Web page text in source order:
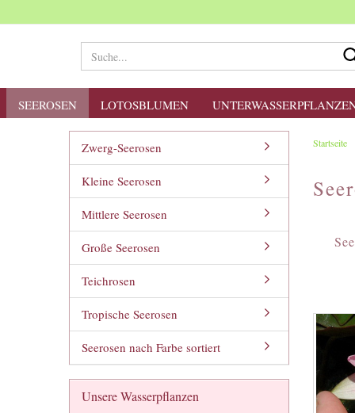
SEEROSEN LOTOSBLUMEN
Startseite
Zwerg-Seerosen
Kleine Seerosen
Mittlere Seerosen
Große Seerosen
Teichrosen
Tropische Seerosen
Seerosen nach Farbe sortiert
Unsere Wasserpflanzen